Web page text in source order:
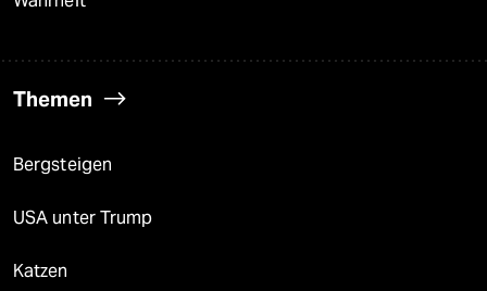
Themen
Bergsteigen
USA unter Trump
Katzen